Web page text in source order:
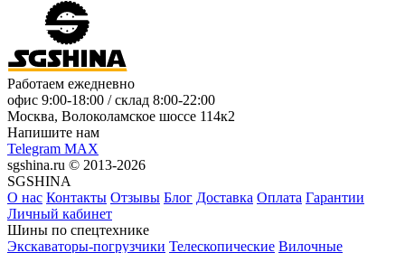
Работаем ежедневно
офис 9:00-18:00 / склад 8:00-22:00
Москва, Волоколамское шоссе 114к2
Напишите нам
Telegram MAX
sgshina.ru © 2013-2026
SGSHINA
О нас Контакты Отзывы Блог Доставка Оплата Гарантии
Личный кабинет
Шины по спецтехнике
Экскаваторы-погрузчики Телескопические Вилочные